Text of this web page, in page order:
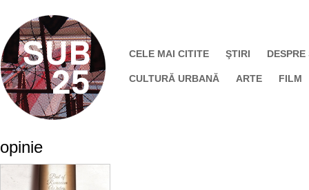
CELE MAI CITITE ŞTIRI DESPRE
CULTURĂ URBANĂ ARTE FILM
opinie